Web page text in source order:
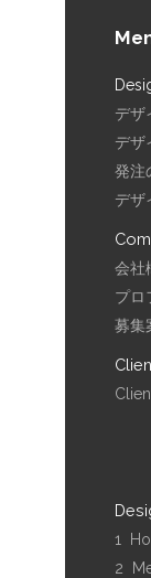
デザ
デザ
発注
デザ
会社
プロ
募集
1
2